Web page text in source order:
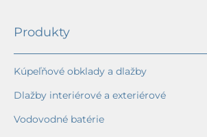
Produkty
Kúpeľňové obklady a dlažby
Dlažby interiérové a exteriérové
Vodovodné batérie